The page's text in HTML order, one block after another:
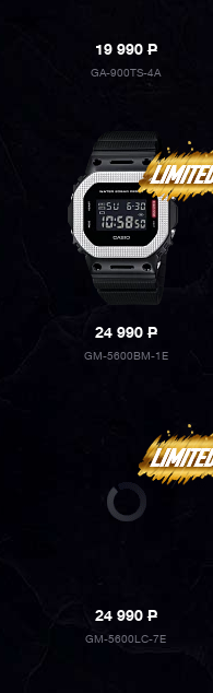
19 990P
GA-900TS-4A
24 990P
GM-5600BM-1E
24 990P
GM-5600LC-7E